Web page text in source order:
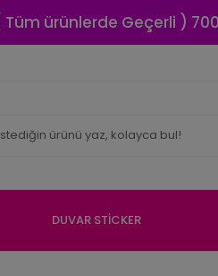
Tüm ürünlerde Geçerli )
DUVAR STİCKER